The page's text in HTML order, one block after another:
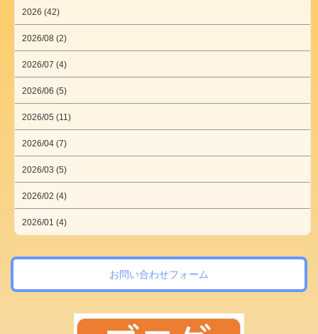
2026 (42)
2026/08 (2)
2026/07 (4)
2026/06 (5)
2026/05 (11)
2026/04 (7)
2026/03 (5)
2026/02 (4)
2026/01 (4)
お問い合わせフォーム